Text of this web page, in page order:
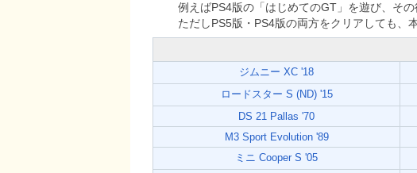
例えばPS4版の「はじめてのGT」を遊び、そ
ただしPS5版・PS4版の両方をクリアしても、
ジムニー XC '18
ロードスター S (ND) '15
DS 21 Pallas '70
M3 Sport Evolution '89
ミニ Cooper S '05